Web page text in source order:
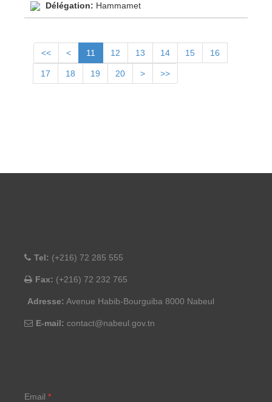
Délégation: Hammamet
<< < 11 12 13 14 15 16
17 18 19 20 > >>
Tel: (+216) 72 285 555
Fax: (+216) 72 232 765
Adresse: Avenue Habib-Bourguiba 8000 Nabeul
E-mail: contact@nabeul.gov.tn
Email *